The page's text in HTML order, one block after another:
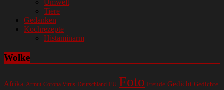
Umwelt
Tiere
Gedanken
Kochrezepte
Histaminarm
Wolke
Afrika Armut Corona Virus Deutschland EU Foto Freude Gedicht Gedichte